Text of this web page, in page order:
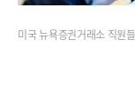
미국 뉴욕증권거래소 직원